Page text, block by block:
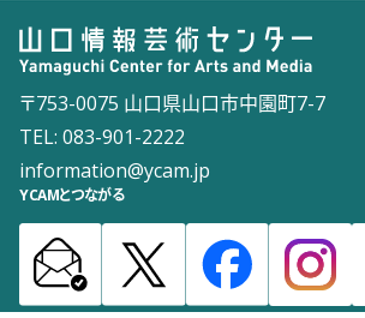
〒753-0075 山口県山口市中園町7-7
TEL: 083-901-2222
information@ycam.jp
YCAMとつながる